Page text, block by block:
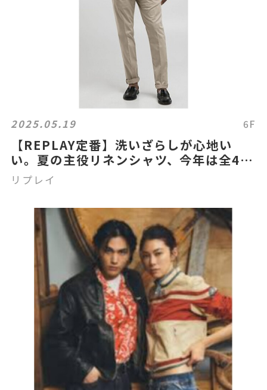
2025.05.19 6F
【REPLAY定番】洗いざらしが心地い
い。夏の主役リネンシャツ、今年は全4色
展開！
リプレイ